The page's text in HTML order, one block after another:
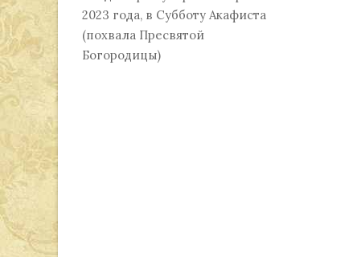
2023 года, в Субботу Акафиста
(похвала Пресвятой
Богородицы)